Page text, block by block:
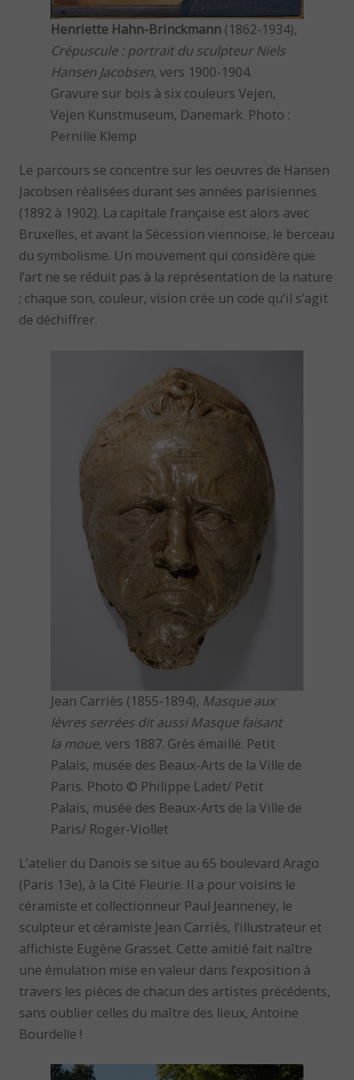
Henriette Hahn-Brinckmann (1862-1934),
Crépuscule : portrait du sculpteur Niels
Hansen Jacobsen, vers 1900-1904.
Gravure sur bois à six couleurs Vejen,
Vejen Kunstmuseum, Danemark. Photo :
Pernille Klemp
Le parcours se concentre sur les oeuvres de Hansen
Jacobsen réalisées durant ses années parisiennes
(1892 à 1902). La capitale française est alors avec
Bruxelles, et avant la Sécession viennoise, le berceau
du symbolisme. Un mouvement qui considère que
l’art ne se réduit pas à la représentation de la nature
; chaque son, couleur, vision crée un code qu’il s’agit
de déchiffrer.
Jean Carriès (1855-1894), Masque aux
lèvres serrées dit aussi Masque faisant
la moue, vers 1887. Grès émaillé. Petit
Palais, musée des Beaux-Arts de la Ville de
Paris. Photo © Philippe Ladet/ Petit
Palais, musée des Beaux-Arts de la Ville de
Paris/ Roger-Viollet
L’atelier du Danois se situe au 65 boulevard Arago
(Paris 13e), à la Cité Fleurie. Il a pour voisins le
céramiste et collectionneur Paul Jeanneney, le
sculpteur et céramiste Jean Carriès, l’illustrateur et
affichiste Eugène Grasset. Cette amitié fait naître
une émulation mise en valeur dans l’exposition à
travers les pièces de chacun des artistes précédents,
sans oublier celles du maître des lieux, Antoine
Bourdelle !